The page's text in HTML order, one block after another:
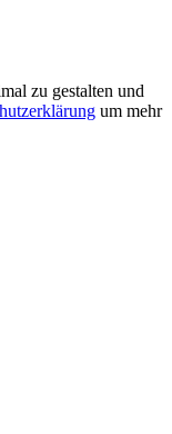
zu gestalten und
um mehr